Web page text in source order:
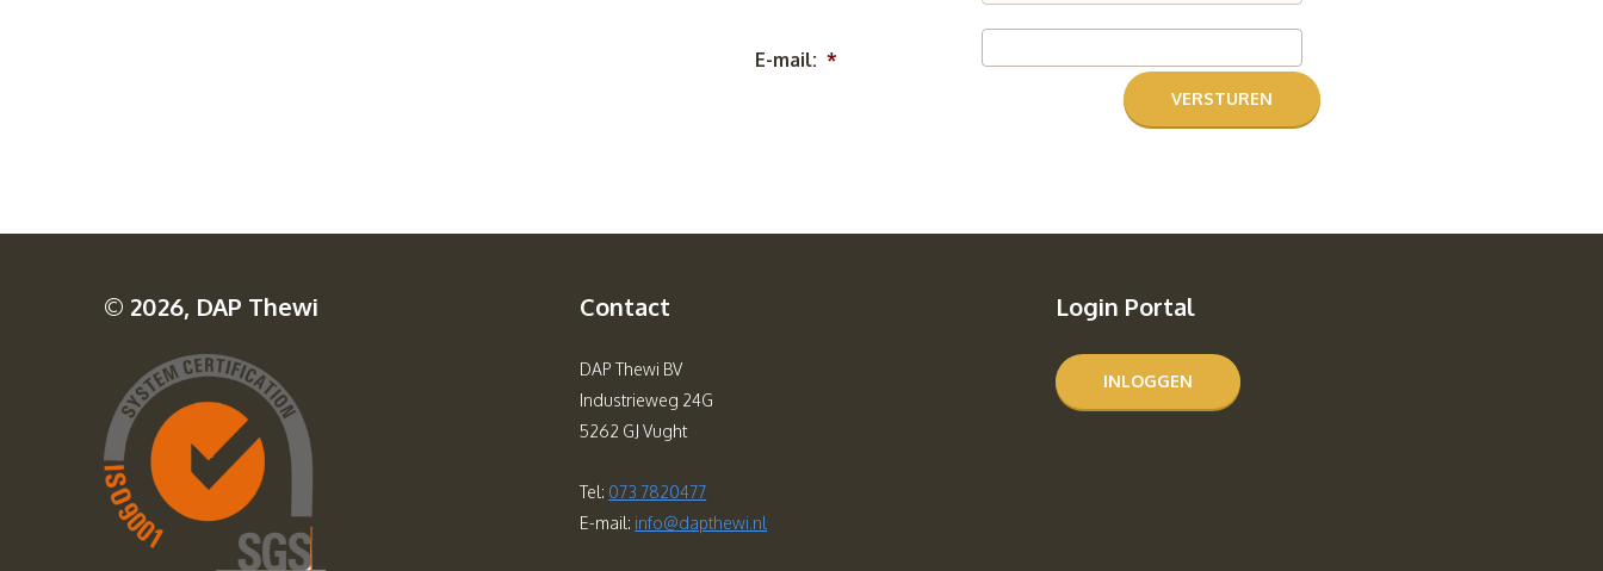
E-mail: *
© 2026, DAP Thewi Contact
DAP Thewi BV
Industrieweg 24G
5262 GJ Vught
Tel: 073 7820477
E-mail: info@dapthewi.nl
Login Portal
INLOGGEN